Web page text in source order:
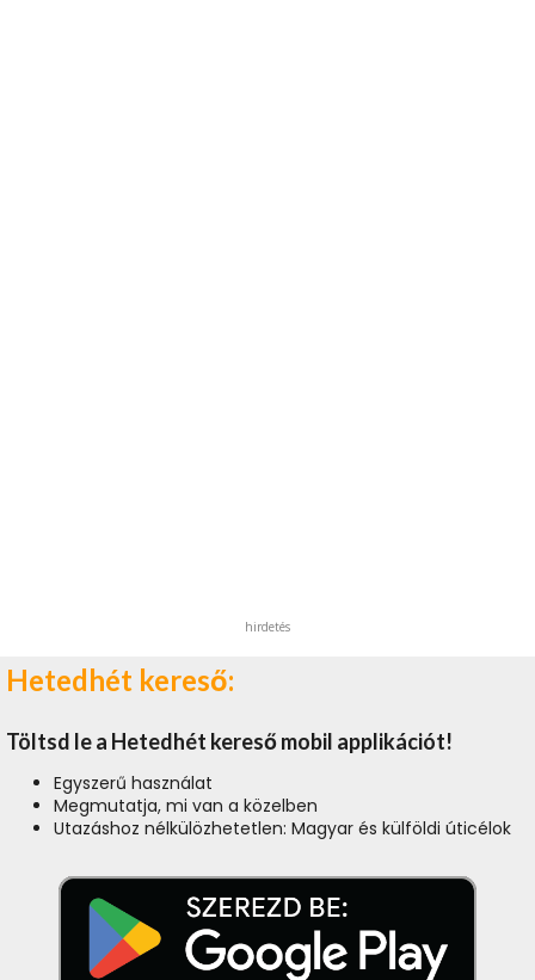
hirdetés
Hetedhét kereső:
Töltsd le a Hetedhét kereső mobil applikációt!
Egyszerű használat
Megmutatja, mi van a közelben
Utazáshoz nélkülözhetetlen: Magyar és külföldi úticélok